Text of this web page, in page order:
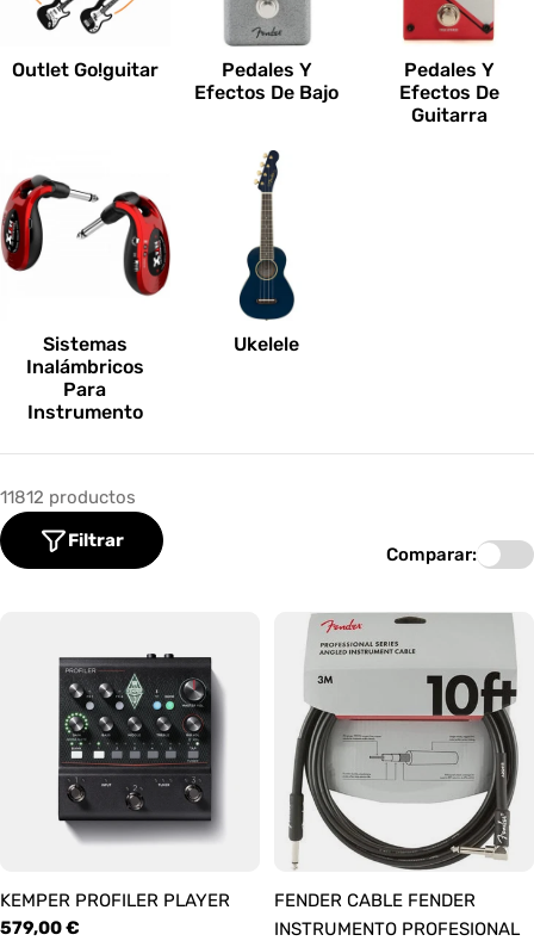
Outlet Go!guitar
Pedales Y
Efectos De Bajo
Pedales Y
Efectos De
Guitarra
Sistemas
Inalámbricos
Para
Instrumento
Ukelele
11812 productos
Filtrar
Comparar:
KEMPER PROFILER PLAYER
Precio
579,00 €
FENDER CABLE FENDER
INSTRUMENTO PROFESIONAL